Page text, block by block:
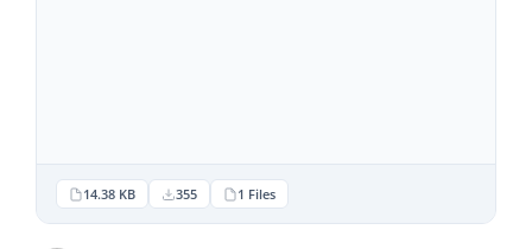
14.38 KB 355 1 Files